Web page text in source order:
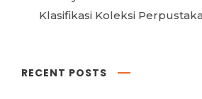
Klasifikasi Koleksi
RECENT POSTS